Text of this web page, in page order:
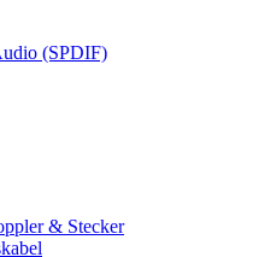
(SPDIF)
& Stecker